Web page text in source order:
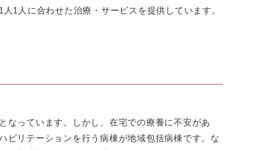
1人に合わせた治療・サービスを提供しています。
なっています。しかし、在宅での療養に不安があ
ビリテーションを行う病棟が地域包括病棟です。な